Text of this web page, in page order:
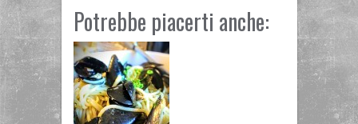
Potrebbe piacerti anche: